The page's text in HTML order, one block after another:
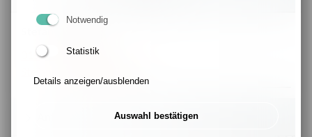
Stefan Bartels
0157-31350803
Notwendig
Statistik
Details anzeigen/ausblenden
Auswahl bestätigen